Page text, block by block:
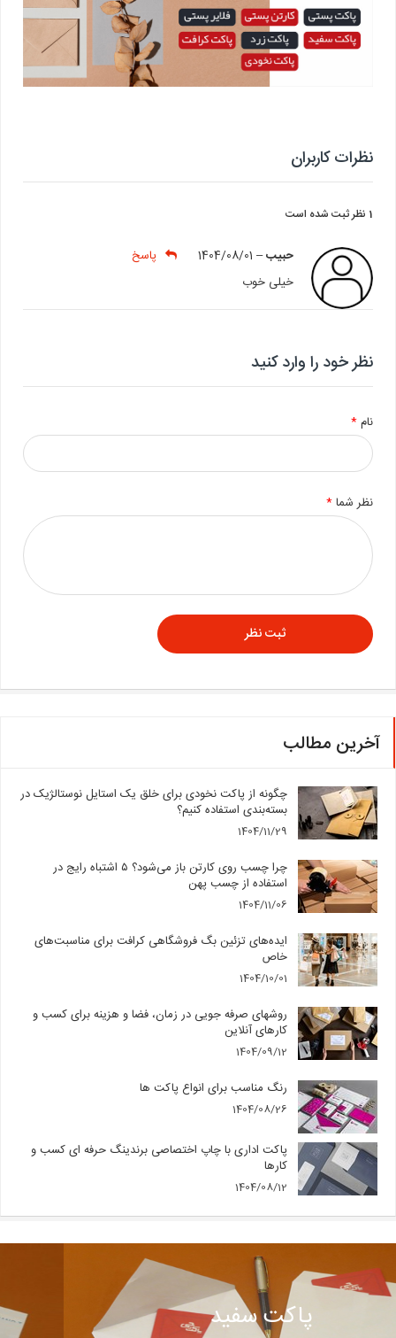
نظرات کاربران
1 نظر ثبت شده است
حبیب–
پاسخ
خیلی خوب
نظر خود را وارد کنید
نام*
نظر شما*
آخرین مطالب
چگونه از پاکت نخودی برای خلق یک استایل نوستالژیک در
بسته‌بندی استفاده کنیم؟
1404/11/29
چرا چسب روی کارتن باز می‌شود؟ ۵ اشتباه رایج در
استفاده از چسب پهن
1404/11/06
ایده‌های تزئین بگ فروشگاهی کرافت برای مناسبت‌های
خاص
1404/10/01
روشهای صرفه جویی در زمان، فضا و هزینه برای کسب و
کارهای آنلاین
1404/09/12
رنگ مناسب برای انواع پاکت ها
1404/08/26
پاکت اداری با چاپ اختصاصی برندینگ حرفه ای کسب و
کارها
1404/08/12
پاکت سفید